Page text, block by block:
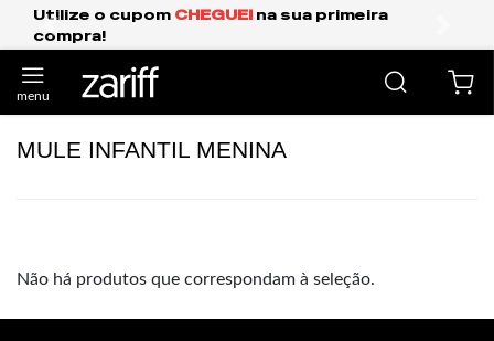
Utilize o cupom CHEGUEI na sua primeira
compra!
anterior
MULE INFANTIL MENINA
Não há produtos que correspondam à seleção.